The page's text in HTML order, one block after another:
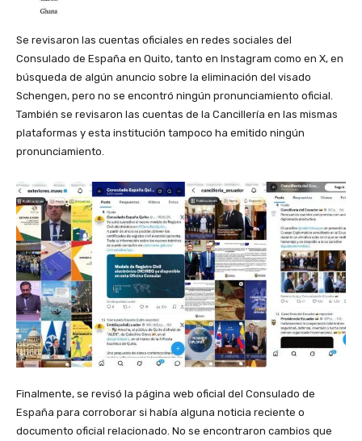
Se revisaron las cuentas oficiales en redes sociales del
Consulado de España en Quito, tanto en Instagram como en X, en
búsqueda de algún anuncio sobre la eliminación del visado
Schengen, pero no se encontró ningún pronunciamiento oficial.
También se revisaron las cuentas de la Cancillería en las mismas
plataformas y esta institución tampoco ha emitido ningún
pronunciamiento.
Finalmente, se revisó la página web oficial del Consulado de
España para corroborar si había alguna noticia reciente o
documento oficial relacionado. No se encontraron cambios que